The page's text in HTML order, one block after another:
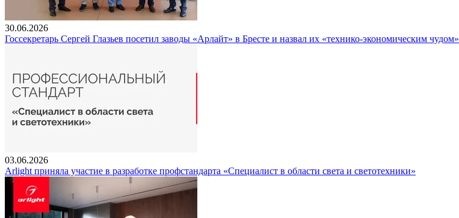
30.06.2026
Госсекретарь Сергей Глазьев посетил заводы «Арлайт» в Бресте и назвал их «технико-экономическим чудом»
03.06.2026
Arlight приняла участие в разработке профстандарта «Специалист в области света и светотехники»